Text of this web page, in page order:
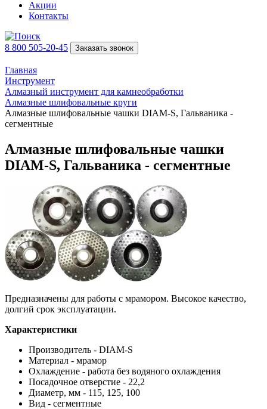
Акции
Контакты
8 800 505-20-45 Заказать звонок
Главная
Инструмент
Алмазный инструмент для камнеобработки
Алмазные шлифовальные круги
Алмазные шлифовальные чашки DIAM-S, Гальваника -
сегментные
Алмазные шлифовальные чашки
DIAM-S, Гальваника - сегментные
Предназначены для работы с мрамором. Высокое качество,
долгий срок эксплуатации.
Характеристики
Производитель - DIAM-S
Материал - мрамор
Охлаждение - работа без водяного охлаждения
Посадочное отверстие - 22,2
Диаметр, мм - 115, 125, 100
Вид - сегментные